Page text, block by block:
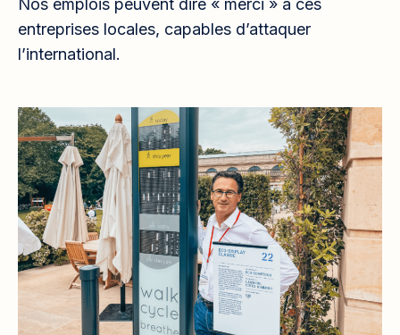
Nos emplois peuvent dire « merci » à ces
entreprises locales, capables d’attaquer
l’international.